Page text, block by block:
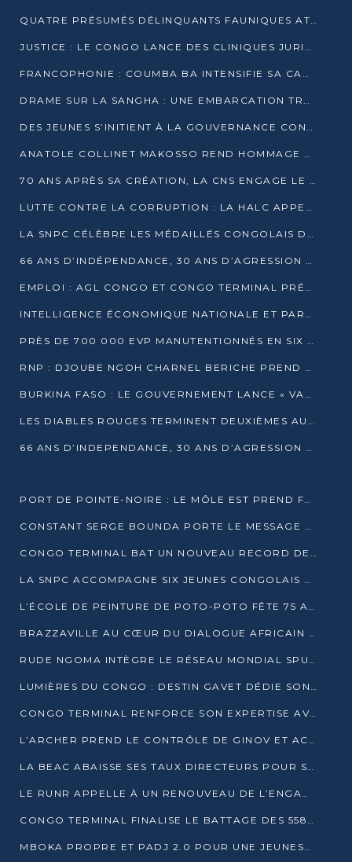
QUATRE PRÉSUMÉS DÉLINQUANTS FAUNIQUES ATTENDUS DEVANT LA JUSTICE POUR TRAFIC D’IVOIRE
JUSTICE : LE CONGO LANCE DES CLINIQUES JURIDIQUES POUR RAPPROCHER LE DROIT DES CITOYENS
FRANCOPHONIE : COUMBA BA INTENSIFIE SA CAMPAGNE POUR LA SUCCESSION À LA TÊTE DE L’OIF
DRAME SUR LA SANGHA : UNE EMBARCATION TRANSPORTANT DES FIDÈLES DE « NZAMBÉ YA L’HUILE » FAIT NAUFRAGE À OUESSO
DES JEUNES S’INITIENT À LA GOUVERNANCE CONTINENTALE À BRAZZAVILLE
ANATOLE COLLINET MAKOSSO REND HOMMAGE À JEAN-PAUL PIGASSE
70 ANS APRÈS SA CRÉATION, LA CNS ENGAGE LE VIRAGE DE LA DIGITALISATION
LUTTE CONTRE LA CORRUPTION : LA HALC APPELLE À PASSER DES DISCOURS AUX ACTES
LA SNPC CÉLÈBRE LES MÉDAILLÉS CONGOLAIS DES OLYMPIADES PANAFRICAINES DE MATHÉMATIQUES 2026
66 ANS D’INDÉPENDANCE, 30 ANS D’AGRESSION RWANDAISE : 4 PRÉSIDENCES, UN ÉCHEC COLLECTIF
EMPLOI : AGL CONGO ET CONGO TERMINAL PRÉSÉLECTIONNENT PLUS DE 70 JEUNES À POINTE-NOIRE
INTELLIGENCE ÉCONOMIQUE NATIONALE ET PARTENARIATS INTERNATIONAUX : VERS UNE DOCTRINE SOUVERAINE DE SÉCURITÉ ÉCONOMIQUE
PRÈS DE 700 000 EVP MANUTENTIONNÉS EN SIX MOIS PAR CONGO TERMINAL
RNP : DJOUBE NGOH CHARNEL BERICHE PREND LES RÊNES DU PARTI
BURKINA FASO : LE GOUVERNEMENT LANCE « VACANCES UTILES 2026 » POUR FORMER LES ÉLÈVES À 15 MÉTIERS
LES DIABLES ROUGES TERMINENT DEUXIÈMES AU CHAMPIONNAT D’AFRIQUE ZONE 3
66 ANS D’INDEPENDANCE, 30 ANS D’AGRESSION RWAN DAISE : 4 PRESIDENCES, UN ECHEC COLLECTIF
PORT DE POINTE-NOIRE : LE MÔLE EST PREND FORME ET VISE LES GÉANTS DES MERS
CONSTANT SERGE BOUNDA PORTE LE MESSAGE DE COMPASSION DE DENIS SASSOU NGUESSO EN IRAN
CONGO TERMINAL BAT UN NOUVEAU RECORD DE PRODUCTIVITÉ AU PORT DE POINTE-NOIRE
LA SNPC ACCOMPAGNE SIX JEUNES CONGOLAIS AUX OLYMPIADES PANAFRICAINES DE MATHÉMATIQUES
L’ÉCOLE DE PEINTURE DE POTO-POTO FÊTE 75 ANS AU SERVICE DE L’ART CONGOLAIS
BRAZZAVILLE AU CŒUR DU DIALOGUE AFRICAIN SUR LES OBJECTIFS DE DÉVELOPPEMENT DURABLE
RUDE NGOMA INTÈGRE LE RÉSEAU MONDIAL SPUTNIK PRO APRÈS UNE FORMATION À MOSCOU
LUMIÈRES DU CONGO : DESTIN GAVET DÉDIE SON PRIX À L’UNITÉ NATIONALE ET À LA JEUNESSE
CONGO TERMINAL RENFORCE SON EXPERTISE AVEC NEUF NOUVEAUX FORMATEURS EN ENGINS PORTUAIRES
L’ARCHER PREND LE CONTRÔLE DE GINOV ET ACCÉLÈRE SON VIRAGE NUMÉRIQUE
LA BEAC ABAISSE SES TAUX DIRECTEURS POUR SOUTENIR LA CROISSANCE EN ZONE CEMAC
LE RUNR APPELLE À UN RENOUVEAU DE L’ENGAGEMENT MILITANT
CONGO TERMINAL FINALISE LE BATTAGE DES 558 PIEUX DU FUTUR QUAI DU MÔLE EST
MBOKA PROPRE ET PADJ 2.0 POUR UNE JEUNESSE PLUS AUTONOME